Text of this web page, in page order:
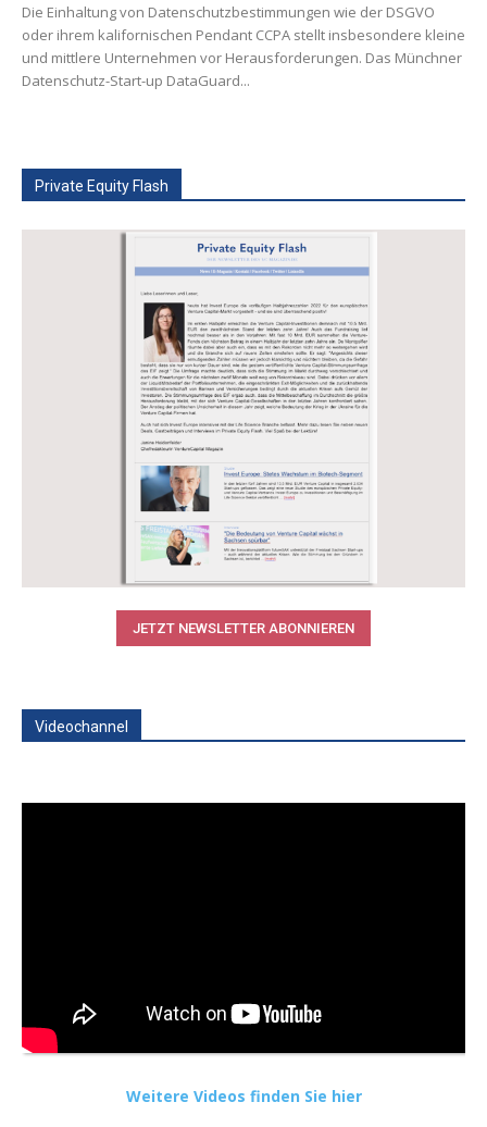
Die Einhaltung von Datenschutzbestimmungen wie der DSGVO
oder ihrem kalifornischen Pendant CCPA stellt insbesondere kleine
und mittlere Unternehmen vor Herausforderungen. Das Münchner
Datenschutz-Start-up DataGuard...
Private Equity Flash
JETZT NEWSLETTER ABONNIEREN
Videochannel
Weitere Videos finden Sie hier